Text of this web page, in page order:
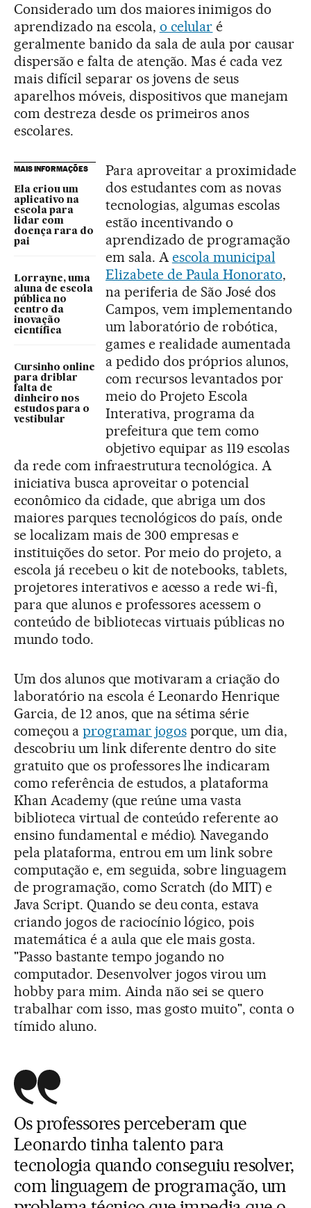
Considerado um dos maiores inimigos do
aprendizado na escola, o celular é
geralmente banido da sala de aula por causar
dispersão e falta de atenção. Mas é cada vez
mais difícil separar os jovens de seus
aparelhos móveis, dispositivos que manejam
com destreza desde os primeiros anos
escolares.
MAIS INFORMAÇÕES
Ela criou um
aplicativo na
escola para
lidar com
doença rara do
pai
Lorrayne, uma
aluna de escola
pública no
centro da
inovação
científica
Cursinho online
para driblar
falta de
dinheiro nos
estudos para o
vestibular
Para aproveitar a proximidade
dos estudantes com as novas
tecnologias, algumas escolas
estão incentivando o
aprendizado de programação
em sala. Aescola municipal
Elizabete de Paula Honorato,
na periferia de São José dos
Campos, vem implementando
um laboratório de robótica,
games e realidade aumentada
a pedido dos próprios alunos,
com recursos levantados por
meio do Projeto Escola
Interativa, programa da
prefeitura que tem como
objetivo equipar as 119 escolas
da rede com infraestrutura tecnológica. A
iniciativa busca aproveitar o potencial
econômico da cidade, que abriga um dos
maiores parques tecnológicos do país, onde
se localizam mais de 300 empresas e
instituições do setor. Por meio do projeto, a
escola já recebeu o kit de notebooks, tablets,
projetores interativos e acesso a rede wi-fi,
para que alunos e professores acessem o
conteúdo de bibliotecas virtuais públicas no
mundo todo.
Um dos alunos que motivaram a criação do
laboratório na escola é Leonardo Henrique
Garcia, de 12 anos, que na sétima série
começou a programar jogosporque, um dia,
descobriu um link diferente dentro do site
gratuito que os professores lhe indicaram
como referência de estudos, a plataforma
Khan Academy (que reúne uma vasta
biblioteca virtual de conteúdo referente ao
ensino fundamental e médio). Navegando
pela plataforma, entrou em um link sobre
computação e, em seguida, sobre linguagem
de programação, como Scratch (do MIT) e
Java Script. Quando se deu conta, estava
criando jogos de raciocínio lógico, pois
matemática é a aula que ele mais gosta.
"Passo bastante tempo jogando no
computador. Desenvolver jogos virou um
hobby para mim. Ainda não sei se quero
trabalhar com isso, mas gosto muito", conta o
tímido aluno.
Os professores perceberam que
Leonardo tinha talento para
tecnologia quando conseguiu resolver,
com linguagem de programação, um